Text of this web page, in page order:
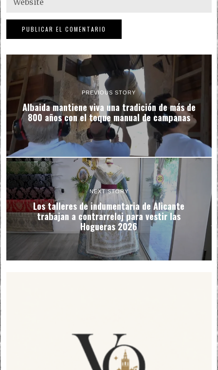
PREVIOUS STORY
Albaida mantiene viva una tradición de más de
800 años con el toque manual de campanas
NEXT STORY
Los talleres de indumentaria de Alicante
trabajan a contrarreloj para vestir las
Hogueras 2026